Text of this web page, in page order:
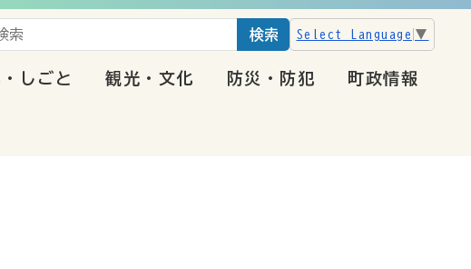
しごと 観光・文化 防災・防犯 町政情報
検索 Select Language ▼